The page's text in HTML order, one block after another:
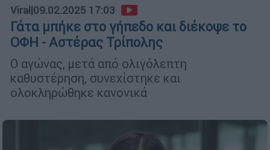
Viral |09.02.2025 17:03
Γάτα μπήκε στο γήπεδο και διέκοψε το
ΟΦΗ - Αστέρας Τρίπολης
Ο αγώνας, μετά από ολιγόλεπτη
καθυστέρηση, συνεχίστηκε και
ολοκληρώθηκε κανονικά